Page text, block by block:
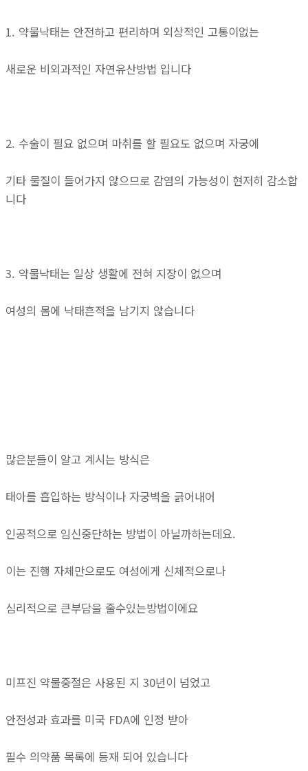
1. 약물낙태는 안전하고 편리하며 외상적인 고통이없는
새로운 비외과적인 자연유산방법 입니다
2. 수술이 필요 없으며 마취를 할 필요도 없으며 자궁에
기타 물질이 들어가지 않으므로 감염의 가능성이 현저히 감소합
니다
3. 약물낙태는 일상 생활에 전혀 지장이 없으며
여성의 몸에 낙태흔적을 남기지 않습니다
많은분들이 알고 계시는 방식은
태아를 흡입하는 방식이나 자궁벽을 긁어내어
인공적으로 임신중단하는 방법이 아닐까하는데요.
이는 진행 자체만으로도 여성에게 신체적으로나
심리적으로 큰부담을 줄수있는방법이에요
미프진 약물중절은 사용된 지 30년이 넘었고
안전성과 효과를 미국 FDA에 인정 받아
필수 의약품 목록에 등재 되어 있습니다